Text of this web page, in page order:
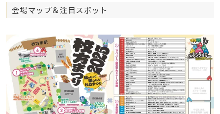
会場マップ＆注目スポット